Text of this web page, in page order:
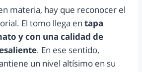
materia, hay que reconocer el
El tomo llega en tapa
y con una calidad de
. En ese sentido,
un nivel altísimo en su